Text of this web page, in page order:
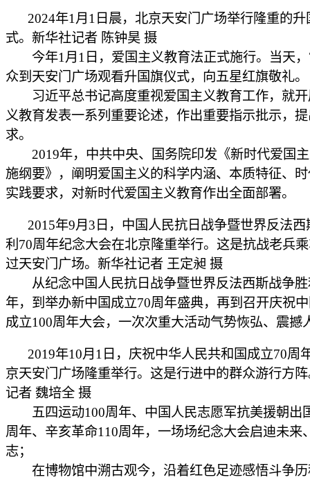
2024年1月1日晨，北京天安门广场举行隆重的升
式。新华社记者 陈钟昊 摄
今年1月1日，爱国主义教育法正式施行。当天，
众到天安门广场观看升国旗仪式，向五星红旗敬礼。
习近平总书记高度重视爱国主义教育工作，就开
义教育发表一系列重要论述，作出重要指示批示，
求。
2019年，中共中央、国务院印发《新时代爱国
施纲要》，阐明爱国主义的科学内涵、本质特征、
实践要求，对新时代爱国主义教育作出全面部署。
2015年9月3日，中国人民抗日战争暨世界反法西
利70周年纪念大会在北京隆重举行。这是抗战老兵
过天安门广场。新华社记者 王定昶 摄
从纪念中国人民抗日战争暨世界反法西斯战争胜
年，到举办新中国成立70周年盛典，再到召开庆祝
成立100周年大会，一次次重大活动气势恢弘、震撼
2019年10月1日，庆祝中华人民共和国成立70周
京天安门广场隆重举行。这是行进中的群众游行方
记者 魏培全 摄
五四运动100周年、中国人民志愿军抗美援朝出
周年、辛亥革命110周年，一场场纪念大会启迪未来
志；
在博物馆中溯古观今，沿着红色足迹感悟斗争